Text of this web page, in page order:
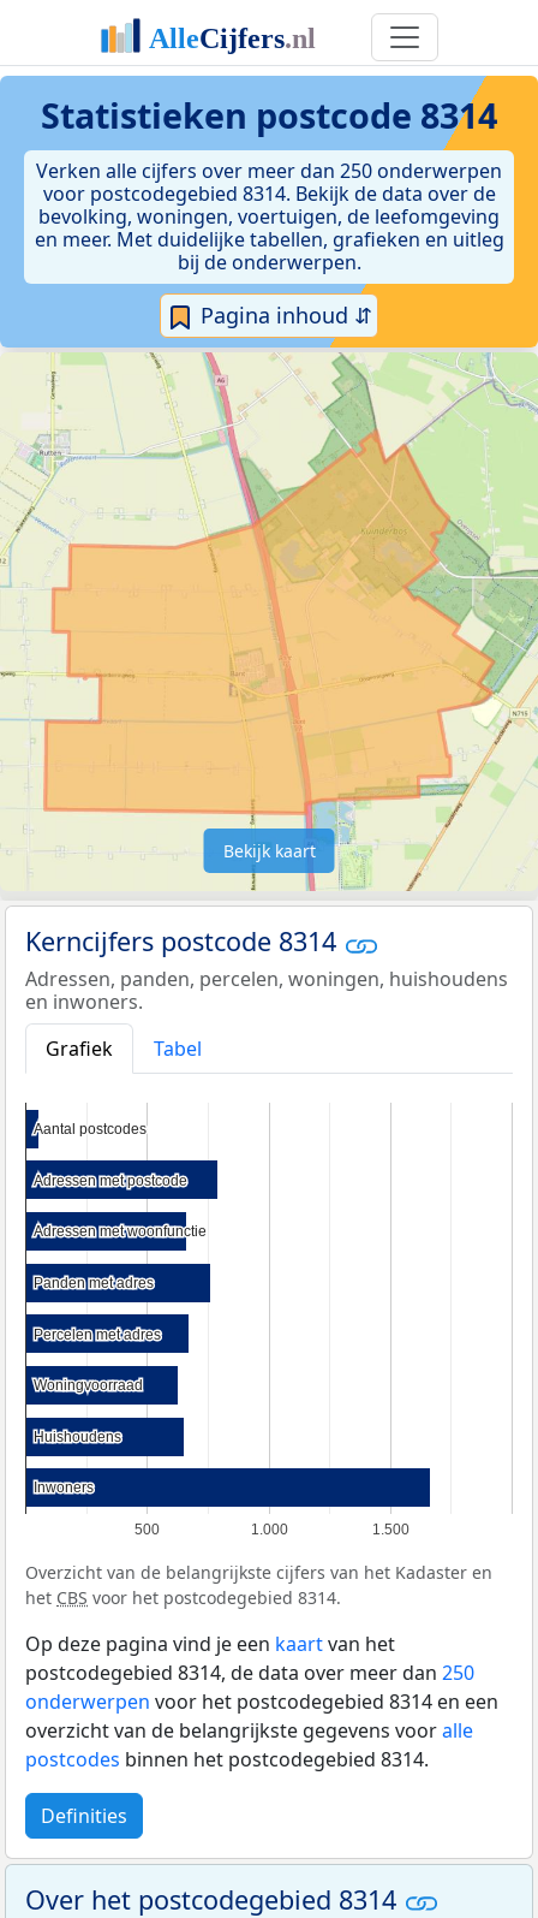
Statistieken postcode 8314
Verken alle cijfers over meer dan 250 onderwerpen
voor postcodegebied 8314. Bekijk de data over de
bevolking, woningen, voertuigen, de leefomgeving
en meer. Met duidelijke tabellen, grafieken en uitleg
bij de onderwerpen.
Pagina inhoud ⇵
Bekijk kaart
Kerncijfers postcode 8314
Adressen, panden, percelen, woningen, huishoudens
en inwoners.
Grafiek
Tabel
500 1.000 1.500
Aantal postcodes
Aantal postcodes
Adressen met postcode
Adressen met postcode
Adressen met woonfunctie
Adressen met woonfunctie
Panden met adres
Panden met adres
Percelen met adres
Percelen met adres
Woningvoorraad
Woningvoorraad
Huishoudens
Huishoudens
Inwoners
Inwoners
Overzicht van de belangrijkste cijfers van het Kadaster en
het CBS voor het postcodegebied 8314.
Op deze pagina vind je een kaartvan het
postcodegebied 8314, de data over meer dan 250
onderwerpen voor het postcodegebied 8314 en een
overzicht van de belangrijkste gegevens vooralle
postcodes binnen het postcodegebied 8314.
Definities
Over het postcodegebied 8314